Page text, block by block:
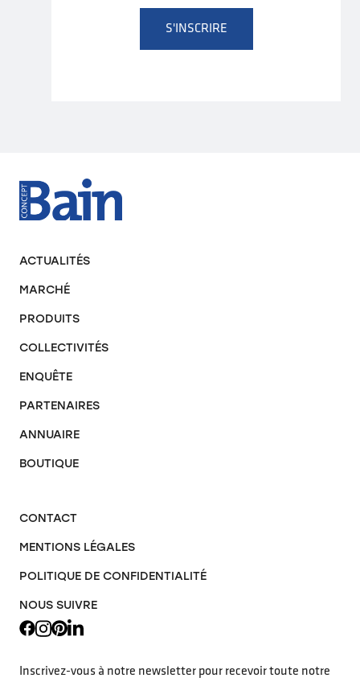
S'INSCRIRE
ACTUALITÉS
MARCHÉ
PRODUITS
COLLECTIVITÉS
ENQUÊTE
PARTENAIRES
ANNUAIRE
BOUTIQUE
CONTACT
MENTIONS LÉGALES
POLITIQUE DE CONFIDENTIALITÉ
NOUS SUIVRE
Inscrivez-vous à notre newsletter pour recevoir toute notre